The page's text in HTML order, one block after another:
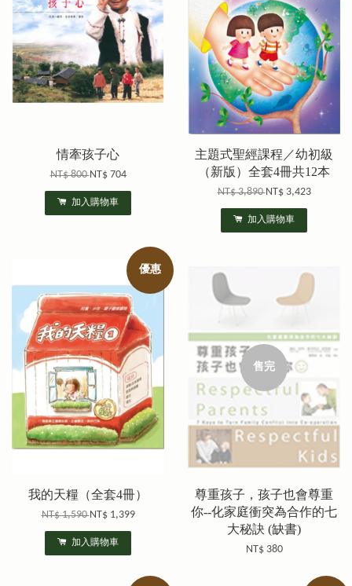
情牽孩子心
NT$ 800NT$ 704
加入購物車
主題式聖經課程／幼初級
（新版）全套4冊共12本
NT$ 3,890NT$ 3,423
加入購物車
優惠
我的天糧（全套4冊）
NT$ 1,590NT$ 1,399
加入購物車
售完
尊重孩子，孩子也會尊重
你--化家庭衝突為合作的七
大秘訣 (缺書)
NT$ 380